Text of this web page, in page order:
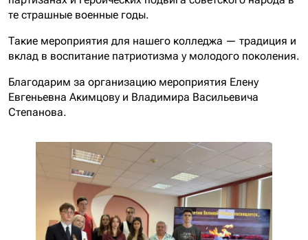
те страшные военные годы.
Такие мероприятия для нашего колледжа — традиция и
вклад в воспитание патриотизма у молодого поколения.
Благодарим за организацию мероприятия Елену
Евгеньевна Акимцову и Владимира Васильевича
Степанова.